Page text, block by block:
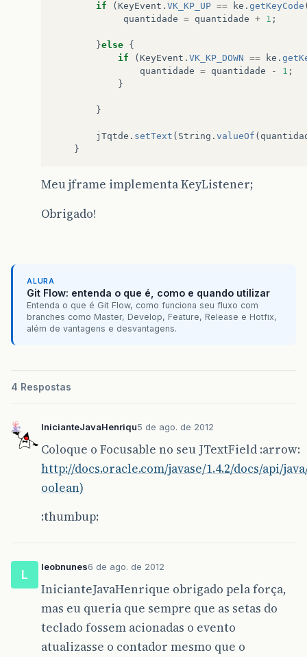
if
( KeyEvent . VK_KP_UP == ke . getKeyCode
quantidade = quantidade + 1 ;
}else {
if
( KeyEvent . VK_KP_DOWN == ke .
quantidade = quantidade - 1 ;
}
}
jTqtde . setText ( String . valueOf (
}
Meu jframe implementa KeyListener;
Obrigado!
ALURA
Git Flow: entenda o que é, como e quando utilizar
Entenda o que é Git Flow, como funciona seu fluxo com
branches como Master, Develop, Feature, Release e Hotfix,
além de vantagens e desvantagens.
4 Respostas
InicianteJavaHenriqu5 de ago. de 2012
Coloque o Focusable no seu JTextField :arrow:
http://docs.oracle.com/javase/1.4.2/docs/api/
oolean)
:thumbup:
L
leobnunes6 de ago. de 2012
InicianteJavaHenrique obrigado pela força,
mas eu queria que sempre que as setas do
teclado fossem acionadas o evento
atualizasse o contador mesmo que o